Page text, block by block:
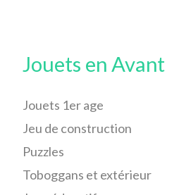
Jouets en Avant
Jouets 1er age
Jeu de construction
Puzzles
Toboggans et extérieur